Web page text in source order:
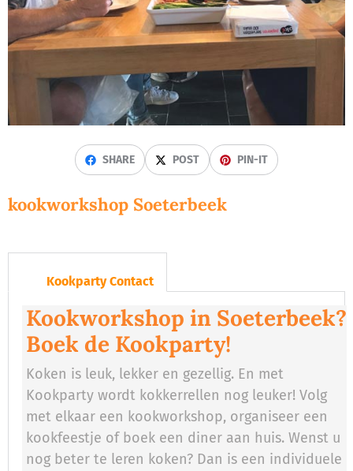
SHARE POST PIN-IT
kookworkshop Soeterbeek
Kookparty Contact
Kookworkshop in Soeterbeek?
Boek de Kookparty!
Koken is leuk, lekker en gezellig. En met
Kookparty wordt kokkerrellen nog leuker! Volg
met elkaar een kookworkshop, organiseer een
kookfeestje of boek een diner aan huis. Wenst u
nog beter te leren koken? Dan is een individuele